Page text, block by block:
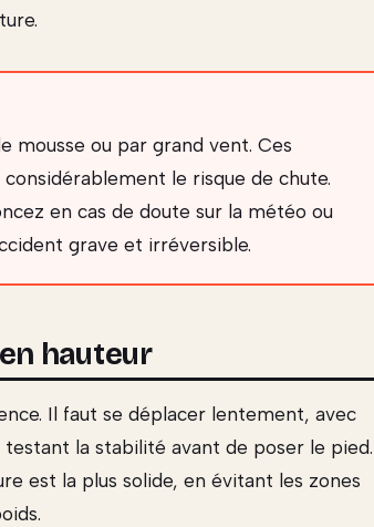
mousse ou par grand vent. Ces
le risque de chute.
en cas de doute sur la météo ou
grave et irréversible.
hauteur
Il faut se déplacer lentement, avec
la stabilité avant de poser le pied.
est la plus solide, en évitant les zones